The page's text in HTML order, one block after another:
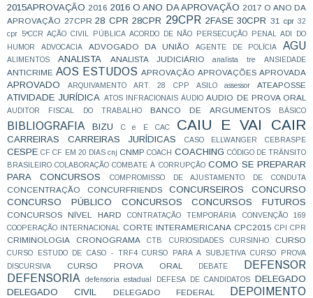
2015APROVAÇÃO 2016 2016 O ANO DA APROVAÇÃO 2017 O ANO DA
APROVAÇÃO 27CPR 28 CPR 28CPR 29CPR 2FASE 30CPR 31 cpr 32
cpr
5ªCCR AÇÃO CIVIL PÚBLICA ACORDO DE NÃO PERSECUÇÃO PENAL
ADI DO
HUMOR
ADVOCACIA ADVOGADO DA UNIÃO AGENTE DE POLÍCIA AGU
ALIMENTOS ANALISTA ANALISTA JUDICIÁRIO analista tre ANSIEDADE
ANTICRIME AOS ESTUDOS APROVAÇÃO APROVAÇÕES APROVADA
APROVADO ARQUIVAMENTO ART. 28 CPP ASILO assessor ATEAPOSSE
ATIVIDADE JURÍDICA ATOS INFRACIONAIS ÁUDIO AUDIO DE PROVA ORAL
AUDITOR FISCAL DO TRABALHO BANCO DE ARGUMENTOS BÁSICO
BIBLIOGRAFIA BIZU C e E CAC CAIU E VAI CAIR
CARREIRAS CARREIRAS JURÍDICAS CASO ELLWANGER CEBRASPE
CESPE CF CF EM 20 DIAS cnj CNMP COACH COACHING CÓDIGO DE TRÂNSITO
BRASILEIRO COLABORAÇÃO COMBATE À CORRUPÇÃO COMO SE PREPARAR
PARA CONCURSOS
COMPROMISSO DE AJUSTAMENTO DE CONDUTA
CONCENTRAÇÃO CONCURFRIENDS CONCURSEIROS
CONCURSO
CONCURSO PÚBLICO
CONCURSOS CONCURSOS FUTUROS
CONCURSOS NÍVEL HARD CONTRATAÇÃO TEMPORÁRIA
CONVENÇÃO 169
COOPERAÇÃO INTERNACIONAL
CORTE INTERAMERICANA CPC2015 CPI CPR
CRIMINOLOGIA CRONOGRAMA CTB CURIOSIDADES CURSINHO CURSO
CURSO ESTUDO DE CASO - TRF4 CURSO PARA A SUBJETIVA
CURSO PROVA
DISCURSIVA
CURSO PROVA ORAL DEBATE
DEFENSOR
DEFENSORIA
defensoria estadual DEFESA DE CANDIDATOS
DELEGADO
DELEGADO CIVIL
DELEGADO FEDERAL DEPOIMENTO